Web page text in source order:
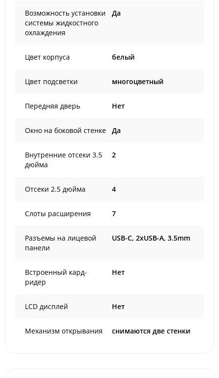
Возможность установки
системы жидкостного
охлаждения
Да
Цвет корпуса белый
Цвет подсветки многоцветный
Передняя дверь Нет
Окно на боковой стенке Да
Внутренние отсеки 3.5
дюйма
2
Отсеки 2.5 дюйма 4
Слоты расширения 7
Разъемы на лицевой
панели
USB-C, 2xUSB-A, 3.5mm
Встроенный кард-
ридер
Нет
LCD дисплей Нет
Механизм открывания снимаются две стенки